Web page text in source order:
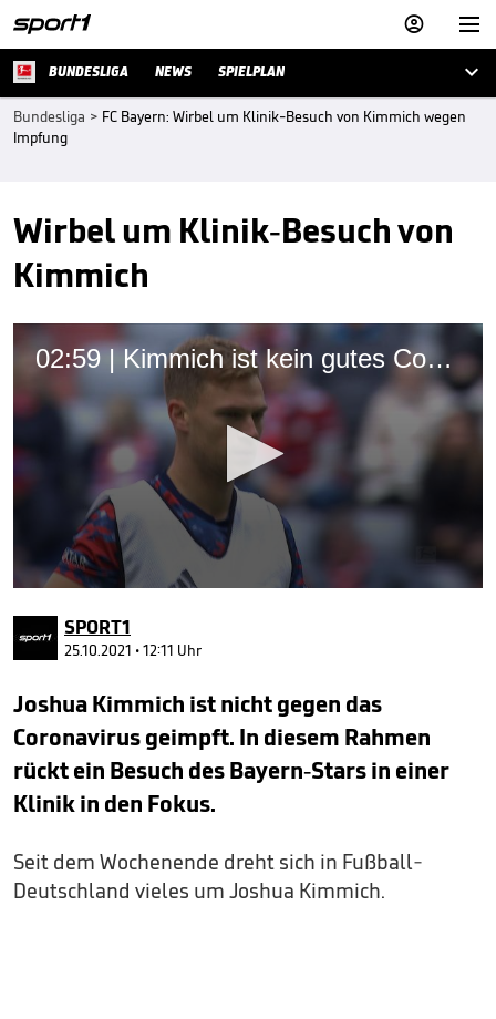


BUNDESLIGA NEWS SPIELPLAN 
Bundesliga > FC Bayern: Wirbel um Klinik-Besuch von Kimmich wegen
Impfung
Wirbel um Klinik-Besuch von
Kimmich
02:59 | Kimmich ist kein gutes Corona-Vorbild!
seconds
of
minutes,
seconds
SPORT1
25.10.2021 • 12:11 Uhr
Joshua Kimmich ist nicht gegen das
Coronavirus geimpft. In diesem Rahmen
rückt ein Besuch des Bayern-Stars in einer
Klinik in den Fokus.
Seit dem Wochenende dreht sich in Fußball-
Deutschland vieles um Joshua Kimmich.